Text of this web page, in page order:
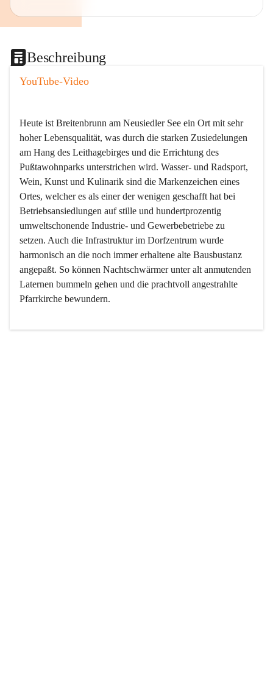
Beschreibung
YouTube-Video
Heute ist Breitenbrunn am Neusiedler See ein Ort mit sehr
hoher Lebensqualität, was durch die starken Zusiedelungen
am Hang des Leithagebirges und die Errichtung des
Pußtawohnparks unterstrichen wird. Wasser- und Radsport,
Wein, Kunst und Kulinarik sind die Markenzeichen eines
Ortes, welcher es als einer der wenigen geschafft hat bei
Betriebsansiedlungen auf stille und hundertprozentig
umweltschonende Industrie- und Gewerbebetriebe zu
setzen. Auch die Infrastruktur im Dorfzentrum wurde
harmonisch an die noch immer erhaltene alte Bausbustanz
angepaßt. So können Nachtschwärmer unter alt anmutenden
Laternen bummeln gehen und die prachtvoll angestrahlte
Pfarrkirche bewundern.
Der Weinbau dominert heute nicht mehr, ist aber integrativer